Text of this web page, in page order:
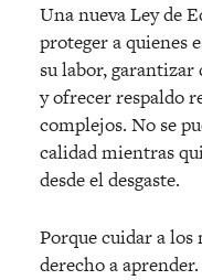
Una nueva Ley de
proteger a quienes
su labor, garantizar
y ofrecer respaldo
complejos. No se
calidad mientras
desde el desgaste.
Porque cuidar a
derecho a aprender.